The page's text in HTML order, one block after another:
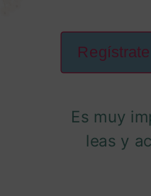
Es muy
leas y